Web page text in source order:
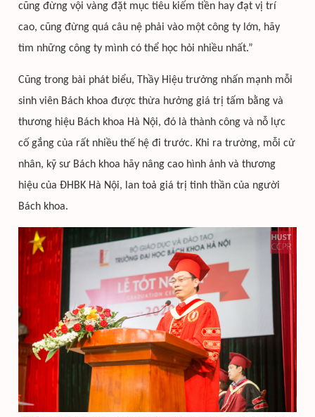
cũng đừng vội vàng đặt mục tiêu kiếm tiền hay đạt vị trí
cao, cũng đừng quá câu nệ phải vào một công ty lớn, hãy
tìm những công ty mình có thể học hỏi nhiều nhất.”
Cũng trong bài phát biểu, Thầy Hiệu trưởng nhấn mạnh mỗi
sinh viên Bách khoa được thừa hưởng giá trị tấm bằng và
thương hiệu Bách khoa Hà Nội, đó là thành công và nỗ lực
cố gắng của rất nhiều thế hệ đi trước. Khi ra trường, mỗi cử
nhân, kỹ sư Bách khoa hãy nâng cao hình ảnh và thương
hiệu của ĐHBK Hà Nội, lan toả giá trị tinh thần của người
Bách khoa.